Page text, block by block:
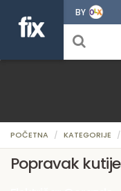
BY
POČETNA KATEGORIJE
Popravak